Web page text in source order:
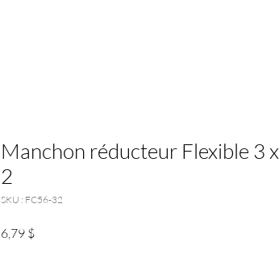
Manchon réducteur Flexible 3 x
2
SKU : FC56-32
6,79 $Prix